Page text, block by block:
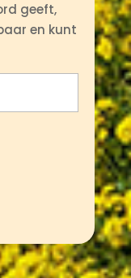
geeft,
en kunt